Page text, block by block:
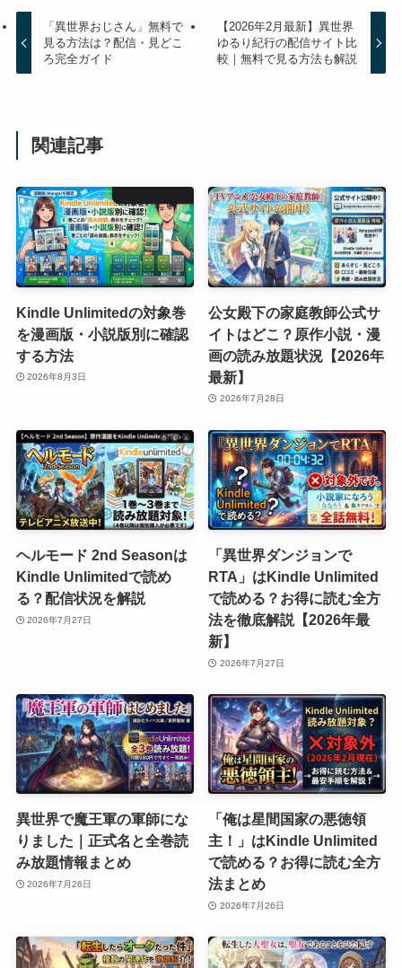
「異世界おじさん」無料で
見る方法は？配信・見どこ
ろ完全ガイド
【2026年2月最新】異世界
ゆるり紀行の配信サイト比
較｜無料で見る方法も解説
関連記事
Kindle Unlimitedの対象巻
を漫画版・小説版別に確認
する方法
2026年8月3日
公女殿下の家庭教師公式サ
イトはどこ？原作小説・漫
画の読み放題状況【2026年
最新】
2026年7月28日
ヘルモード 2nd Seasonは
Kindle Unlimitedで読め
る？配信状況を解説
2026年7月27日
「異世界ダンジョンで
RTA」はKindle Unlimited
で読める？お得に読む全方
法を徹底解説【2026年最
新】
2026年7月27日
異世界で魔王軍の軍師にな
りました｜正式名と全巻読
み放題情報まとめ
2026年7月26日
「俺は星間国家の悪徳領
主！」はKindle Unlimited
で読める？お得に読む全方
法まとめ
2026年7月26日